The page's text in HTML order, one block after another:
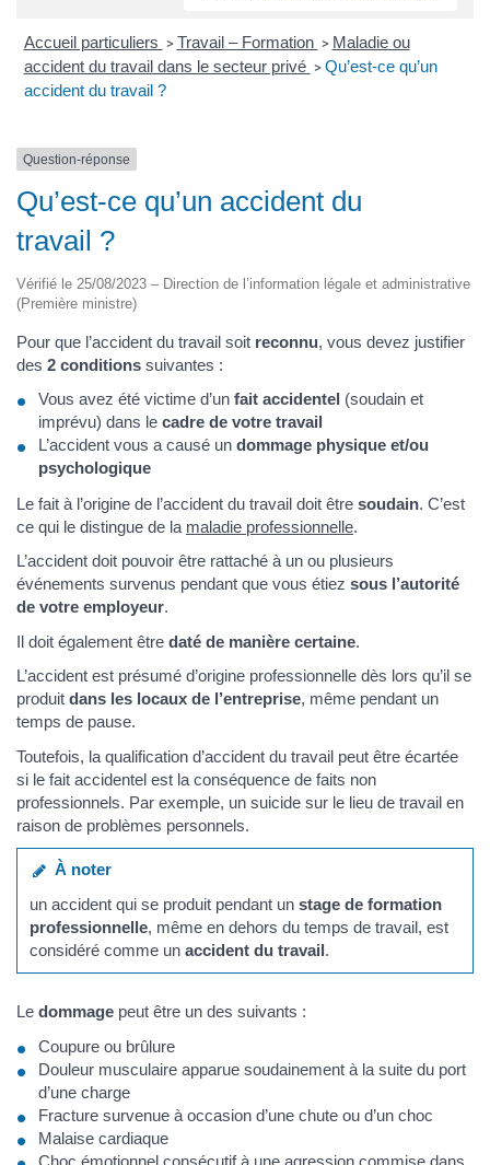
Accueil particuliers > Travail – Formation > Maladie ou
accident du travail dans le secteur privé > Qu’est-ce qu’un
accident du travail ?
Question-réponse
Qu’est-ce qu’un accident du
travail ?
Vérifié le 25/08/2023 – Direction de l’information légale et administrative
(Première ministre)
Pour que l’accident du travail soit reconnu, vous devez justifier
des 2 conditions suivantes :
Vous avez été victime d’un fait accidentel (soudain et
imprévu) dans le cadre de votre travail
L’accident vous a causé un dommage physique et/ou
psychologique
Le fait à l’origine de l’accident du travail doit être soudain. C’est
ce qui le distingue de la maladie professionnelle.
L’accident doit pouvoir être rattaché à un ou plusieurs
événements survenus pendant que vous étiez sous l’autorité
de votre employeur.
Il doit également être daté de manière certaine.
L’accident est présumé d’origine professionnelle dès lors qu’il se
produit dans les locaux de l’entreprise, même pendant un
temps de pause.
Toutefois, la qualification d’accident du travail peut être écartée
si le fait accidentel est la conséquence de faits non
professionnels. Par exemple, un suicide sur le lieu de travail en
raison de problèmes personnels.
À noter
un accident qui se produit pendant unstage de formation
professionnelle, même en dehors du temps de travail, est
considéré comme unaccident du travail.
Le dommage peut être un des suivants :
Coupure ou brûlure
Douleur musculaire apparue soudainement à la suite du port
d’une charge
Fracture survenue à occasion d’une chute ou d’un choc
Malaise cardiaque
Choc émotionnel consécutif à une agression commise dans